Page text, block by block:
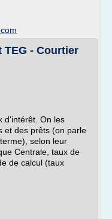
TEG - Courtier
d'intérêt. On les
et des prêts (on parle
selon leur
Centrale, taux de
de calcul (taux